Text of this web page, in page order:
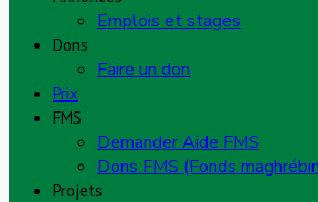
Emplois et stages
Dons
Faire un don
Prix
FMS
Demander Aide FMS
Dons FMS (Fonds
Projets